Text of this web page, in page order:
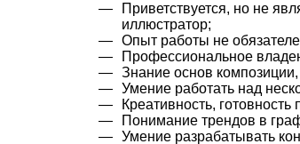
Приветствуется, но не
иллюстратор;
Опыт работы не
Профессиональное
Знание основ
Умение работать над
Креативность,
Понимание трендов в
Умение разрабатывать